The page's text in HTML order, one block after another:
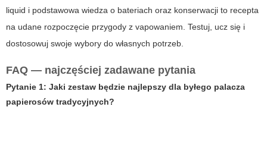
liquid i podstawowa wiedza o bateriach oraz konserwacji to recepta
na udane rozpoczęcie przygody z vapowaniem. Testuj, ucz się i
dostosowuj swoje wybory do własnych potrzeb.
FAQ — najczęściej zadawane pytania
Pytanie 1: Jaki zestaw będzie najlepszy dla byłego palacza
papierosów tradycyjnych?